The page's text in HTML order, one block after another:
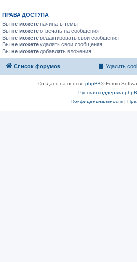
ПРАВА ДОСТУПА
Вы не можете начинать темы
Вы не можете отвечать на сообщения
Вы не можете редактировать свои сообщения
Вы не можете удалять свои сообщения
Вы не можете добавлять вложения
Список форумов Удалить
Создано на основе phpBB® Forum
Русская поддержка
Конфиденциальность|